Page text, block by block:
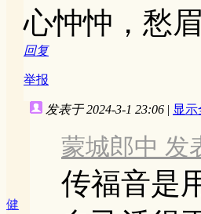
心忡忡，愁
回复
举报
健
发表于 2024-3-1 23:06 | 显
蒙城郎中 发
传福音是